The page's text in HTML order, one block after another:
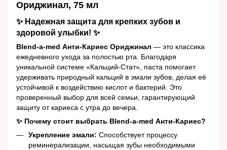
Ориджинал, 75 мл
✨ Надежная защита для крепких зубов и
здоровой улыбки! ✨
Blend-a-med Анти-Кариес Ориджинал — это классика
ежедневного ухода за полостью рта. Благодаря
уникальной системе «Кальций-Стат», паста помогает
удерживать природный кальций в эмали зубов, делая её
устойчивой к воздействию кислот и бактерий. Это
проверенный выбор для всей семьи, гарантирующий
защиту от кариеса с утра до вечера.
✨ Почему стоит выбрать Blend-a-med Анти-Кариес?
Укрепление эмали: Способствует процессу
реминерализации, насыщая зубы необходимыми